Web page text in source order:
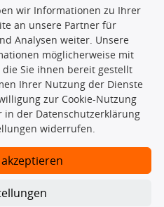
die gesamte Datenbank dürfen
gesamte Datenbank ohne
vervielfältigen, zu verbreiten
ausführen zu lassen. Ein
Onlineshop identifizierte Ersatzteil
notwendig, um
wir Informationen zu Ihrer
an unsere Partner für
Analysen weiter. Unsere
möglicherweise mit
Sie ihnen bereit gestellt
Ihrer Nutzung der Dienste
zur Cookie-Nutzung
in der Datenschutzerklärung
widerrufen.